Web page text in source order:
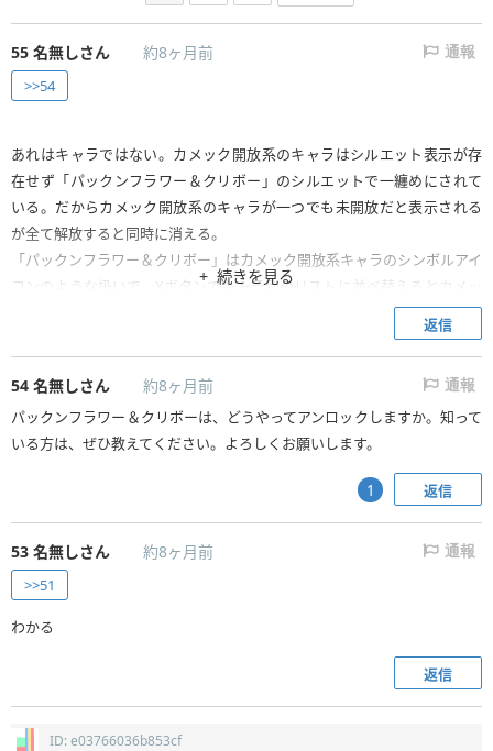
55 名無しさん 約8ヶ月前 通報
>>54
あれはキャラではない。カメック開放系のキャラはシルエット表示が存
在せず「パックンフラワー＆クリボー」のシルエットで一纏めにされて
いる。だからカメック開放系のキャラが一つでも未開放だと表示される
が全て解放すると同時に消える。
「パックンフラワー＆クリボー」はカメック開放系キャラのシンボルアイ
コンのような扱いで、Xボタンでキャラ別のリストに並べ替えるとカメッ
ク開放系は一番右に纏められるが、その時に使われてる下のアイコンがそ
続きを見る
返信
54 名無しさん 約8ヶ月前 通報
パックンフラワー＆クリボーは、どうやってアンロックしますか。知って
いる方は、ぜひ教えてください。よろしくお願いします。
返信
1
53 名無しさん 約8ヶ月前 通報
>>51
わかる
返信
ID: e03766036b853cf